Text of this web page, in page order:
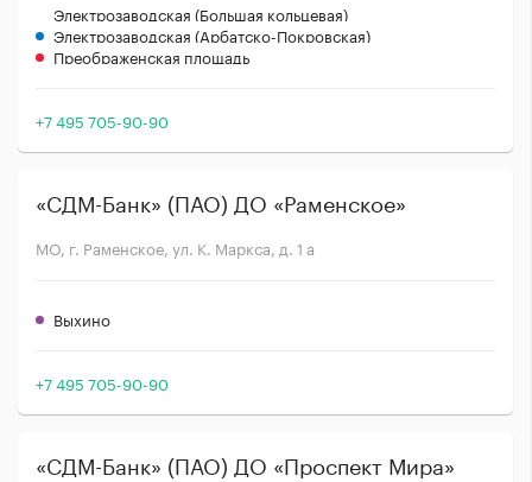
Электрозаводская (Большая кольцевая)
Электрозаводская (Арбатско-Покровская)
Преображенская площадь
+7 495 705-90-90
«СДМ-Банк» (ПАО) ДО «Раменское»
МО, г. Раменское, ул. К. Маркса, д. 1 а
Выхино
+7 495 705-90-90
«СДМ-Банк» (ПАО) ДО «Проспект Мира»